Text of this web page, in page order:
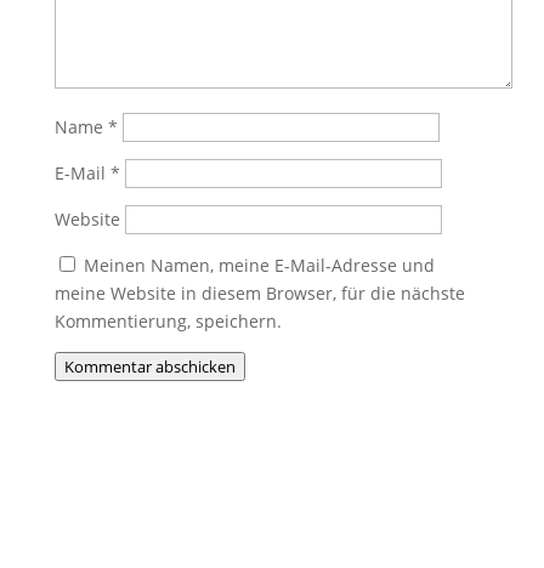
Name *
E-Mail *
Website
Meinen Namen, meine E-Mail-Adresse und
meine Website in diesem Browser, für die nächste
Kommentierung, speichern.
Kommentar abschicken